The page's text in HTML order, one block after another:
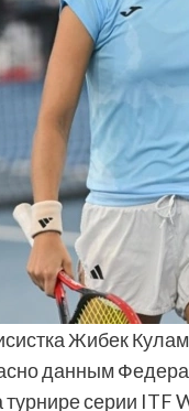
Жибек
данным
серии ITF